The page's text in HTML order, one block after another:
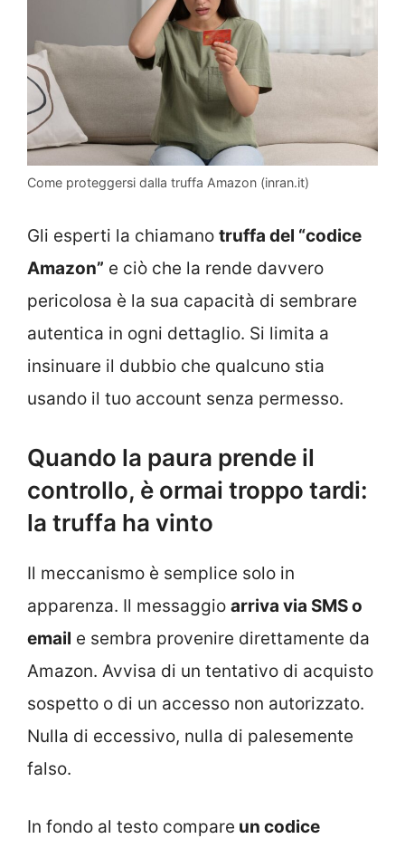
Come proteggersi dalla truffa Amazon (inran.it)
Gli esperti la chiamano truffa del “codice
Amazon” e ciò che la rende davvero
pericolosa è la sua capacità di sembrare
autentica in ogni dettaglio. Si limita a
insinuare il dubbio che qualcuno stia
usando il tuo account senza permesso.
Quando la paura prende il
controllo, è ormai troppo tardi:
la truffa ha vinto
Il meccanismo è semplice solo in
apparenza. Il messaggio arriva via SMS o
email e sembra provenire direttamente da
Amazon. Avvisa di un tentativo di acquisto
sospetto o di un accesso non autorizzato.
Nulla di eccessivo, nulla di palesemente
falso.
In fondo al testo compare un codice